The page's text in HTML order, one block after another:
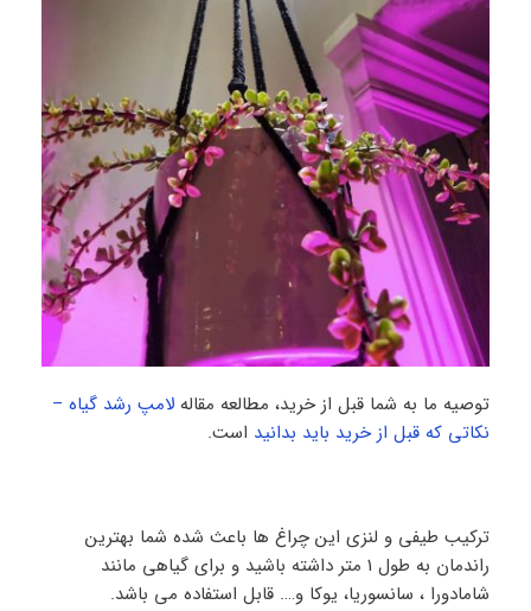
توصیه ما به شما قبل از خرید، مطالعه مقاله لامپ رشد گیاه –
نکاتی که قبل از خرید باید بدانید است.
ترکیب طیفی و لنزی این چراغ ها باعث شده شما بهترین
راندمان به طول 1 متر داشته باشید و برای گیاهی مانند
شامادورا ، سانسوریا، یوکا و…. قابل استفاده می باشد.